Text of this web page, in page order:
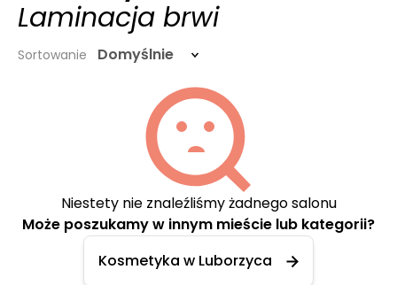
Laminacja brwi
Sortowanie Domyślnie
Niestety nie znaleźliśmy żadnego salonu
Może poszukamy w innym mieście lub kategorii?
Kosmetyka w Luborzyca